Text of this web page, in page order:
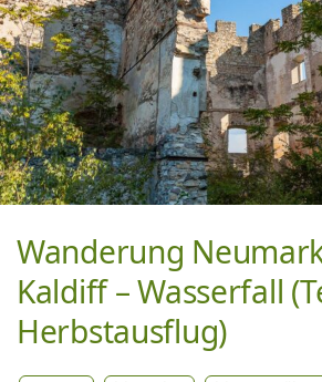
Wanderung
Kaldiff – Wasserfall
Herbstausflug)